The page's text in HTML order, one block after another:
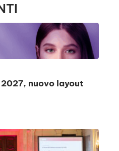
nuovo layout